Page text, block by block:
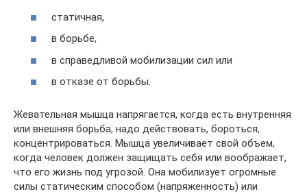
статичная,
в борьбе,
в справедливой мобилизации сил или
в отказе от борьбы.
Жевательная мышца напрягается, когда есть внутренняя
или внешняя борьба, надо действовать, бороться,
концентрироваться. Мышца увеличивает свой объем,
когда человек должен защищать себя или воображает,
что его жизнь под угрозой. Она мобилизует огромные
силы статическим способом (напряженность) или